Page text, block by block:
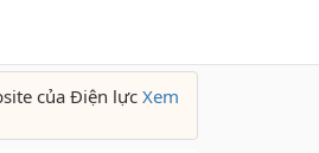
của Điện lực Xem